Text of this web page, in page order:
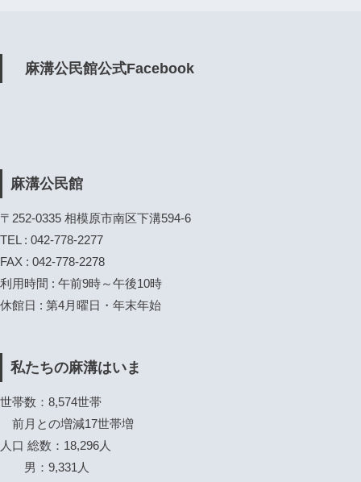
麻溝公民館公式Facebook
麻溝公民館
〒252-0335 相模原市南区下溝594-6
TEL : 042-778-2277
FAX : 042-778-2278
利用時間 : 午前9時～午後10時
休館日 : 第4月曜日・年末年始
私たちの麻溝はいま
世帯数：8,574世帯
前月との増減17世帯増
人口 総数：18,296人
男：9,331人